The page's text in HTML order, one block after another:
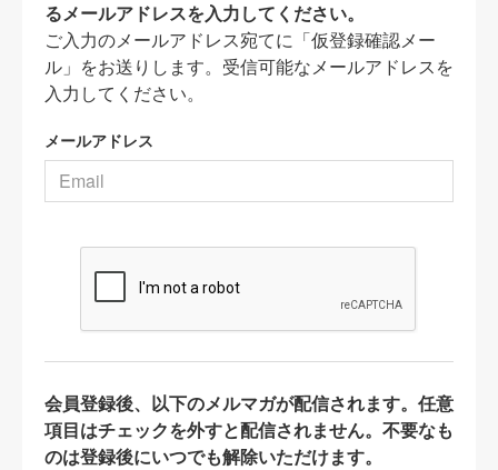
るメールアドレスを入力してください。
ご入力のメールアドレス宛てに「仮登録確認メー
ル」をお送りします。受信可能なメールアドレスを
入力してください。
メールアドレス
会員登録後、以下のメルマガが配信されます。任意
項目はチェックを外すと配信されません。不要なも
のは登録後にいつでも解除いただけます。